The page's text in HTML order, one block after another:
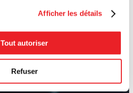
Afficher les détails
Tout autoriser
Refuser